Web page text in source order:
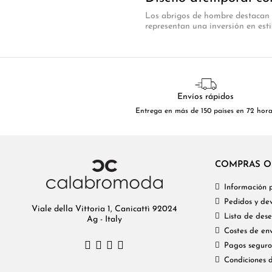
Los abrigos de hombre
representan una inversión en
Envíos rápidos
Entrega en más de 150 países en 72
Viale della Vittoria 1, Canicattì 92024
Ag - Italy
COMPRAS
Información
Pedidos y
Lista de
Costes de
Pagos
Condiciones